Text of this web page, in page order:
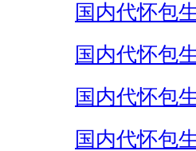
国内代怀包
国内代怀包
国内代怀包
国内代怀包